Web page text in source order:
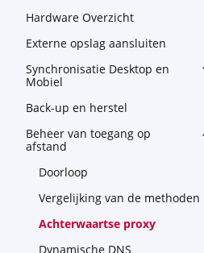
Hardware Overzicht
Externe opslag aansluiten
Synchronisatie Desktop en
Mobiel
Back-up en herstel
Beheer van toegang op
afstand
Doorloop
Vergelijking van de methoden
Achterwaartse proxy
Dynamische DNS